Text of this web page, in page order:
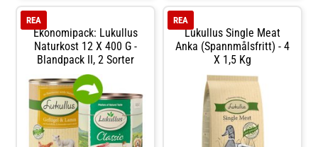
innehållsrika recept med en
mångfald
Ekonomipack: Lukullus
Naturkost 12 X 400 G -
Blandpack II, 2 Sorter
REA
Lukullus Single Meat
Anka (spannmålsfritt) - 4
X 1,5 Kg
REA